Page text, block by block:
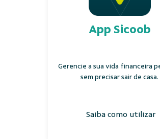
App Sicoob
Gerencie a sua vida financeira
sem precisar sair de casa.
Saiba como utilizar